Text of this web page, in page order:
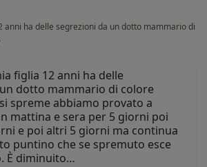
anni ha delle segrezioni da un dotto mammario di
figlia 12 anni ha delle
dotto mammario di colore
spreme abbiamo provato a
mattina e sera per 5 giorni poi
e poi altri 5 giorni ma continua
puntino che se spremuto esce
È diminuito…